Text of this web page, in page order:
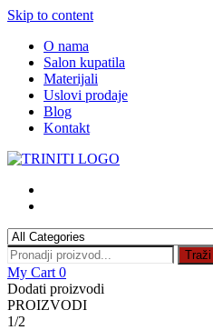
Skip to content
O nama
Salon kupatila
Materijali
Uslovi prodaje
Blog
Kontakt
Traži
My Cart 0
Dodati proizvodi
PROIZVODI
1/2